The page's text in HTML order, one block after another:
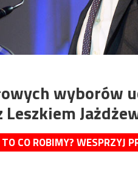
wyborów
Leszkiem
CO ROBIMY? WESPRZYJ